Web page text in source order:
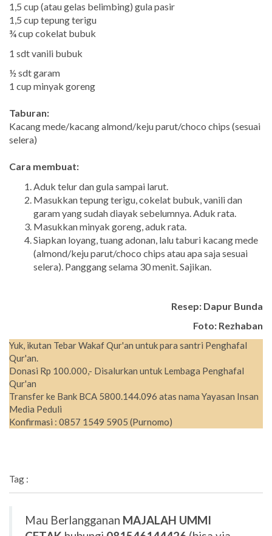
1,5 cup (atau gelas belimbing) gula pasir
1,5 cup tepung terigu
¾ cup cokelat bubuk
1 sdt vanili bubuk
½ sdt garam
1 cup minyak goreng
Taburan:
Kacang mede/kacang almond/keju parut/choco chips (sesuai
selera)
Cara membuat:
Aduk telur dan gula sampai larut.
Masukkan tepung terigu, cokelat bubuk, vanili dan
garam yang sudah diayak sebelumnya. Aduk rata.
Masukkan minyak goreng, aduk rata.
Siapkan loyang, tuang adonan, lalu taburi kacang mede
(almond/keju parut/choco chips atau apa saja sesuai
selera). Panggang selama 30 menit. Sajikan.
Resep: Dapur Bunda
Foto: Rezhaban
Yuk, ikutan Tebar Wakaf Qur'an untuk para santri Penghafal
Qur'an.
Donasi Rp 100.000,- Disalurkan untuk Lembaga Penghafal
Qur'an
Transfer ke Bank BCA 5800.144.096 atas nama Yayasan Insan
Media Peduli
Konfirmasi : 0857 1549 5905 (Purnomo)
Tag :
Mau Berlangganan MAJALAH UMMI